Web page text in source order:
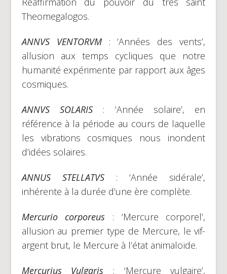
Theomegalogos.
ANNVS VENTORVM : ‘Années des vents’,
allusion aux temps cycliques que notre
humanité expérimente par rapport aux âges
cosmiques.
ANNVS SOLARIS : ‘Année solaire’, en
référence à la période au cours de laquelle
les vibrations cosmiques nous inondent
d’idées solaires.
ANNUS STELLATVS : ‘Année sidérale’,
inhérente à la durée d’une ère complète.
Mercurio corporeus : ‘Mercure corporel’,
allusion au premier type de Mercure, le vif-
argent brut, le Mercure à l’état animaloïde.
Mercurius Vulgaris : ‘Mercure vulgaire’,